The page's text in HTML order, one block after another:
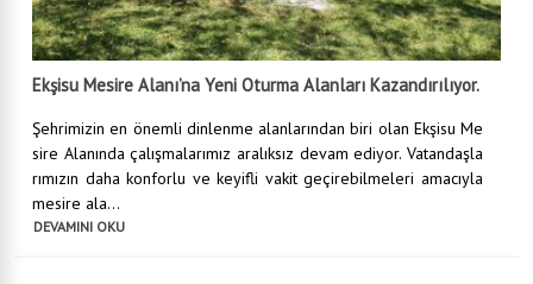
Ekşisu Mesire Alanı’na Yeni Oturma Alanları Kazandırılıyor.
Şehrimizin en önemli dinlenme alanlarından biri olan Ekşisu Me
sire Alanında çalışmalarımız aralıksız devam ediyor. Vatandaşla
rımızın daha konforlu ve keyifli vakit geçirebilmeleri amacıyla
mesire ala...
DEVAMINI OKU